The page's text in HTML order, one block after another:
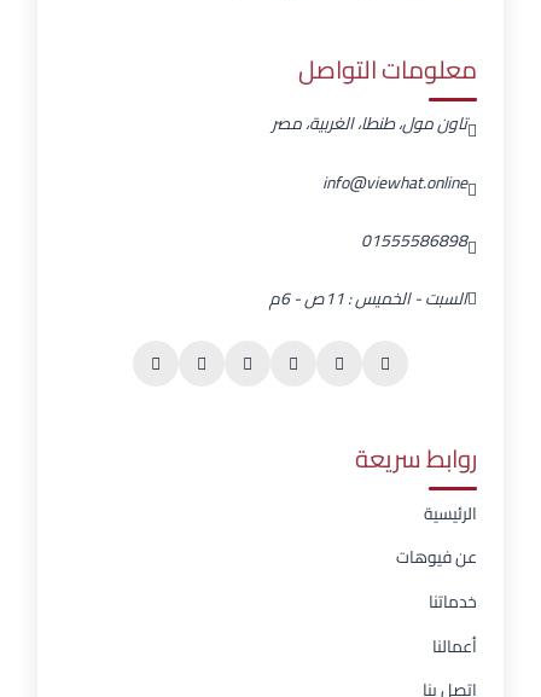
معلومات التواصل
تاون مول، طنطا، الغربية، مصر
info@viewhat.online
01555586898
السبت - الخميس : 11ص - 6م
روابط سريعة
الرئيسية
عن فيوهات
خدماتنا
أعمالنا
اتصل بنا